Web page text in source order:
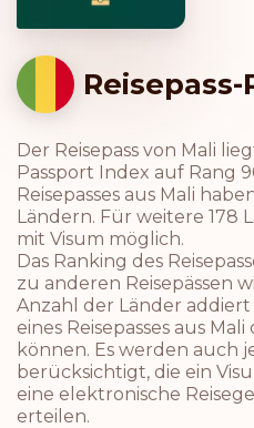
Der Reisepass von Mali
Passport Index auf Rang
Reisepasses aus Mali
Ländern. Für weitere 178
mit Visum möglich.
Das Ranking des
zu anderen Reisepässen
Anzahl der Länder
eines Reisepasses aus
können. Es werden auch
berücksichtigt, die ein
eine elektronische
erteilen.